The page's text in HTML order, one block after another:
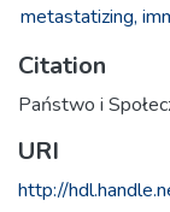
metastatizing,
Citation
Państwo i
URI
http://